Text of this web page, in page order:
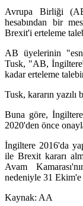
Avrupa Birliği
hesabından bir
Brexit'i erteleme
AB üyelerinin
Tusk, "AB,
kadar erteleme
Tusk, kararın yazılı
Buna göre, İngiltere
2020'den önce
İngiltere 2016'da
ile Brexit kararı
Avam
nedeniyle 31 Ekim'e
Kaynak: AA